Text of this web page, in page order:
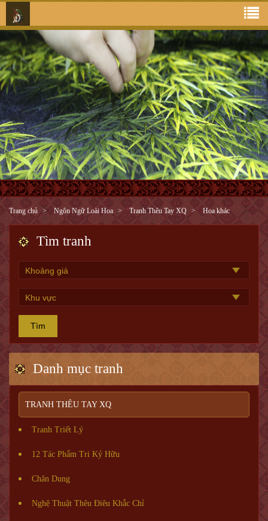
Trang chủ Ngôn Ngữ Loài Hoa Tranh Thêu Tay XQ Hoa khác
Tìm tranh
Tìm
Danh mục tranh
TRANH THÊU TAY XQ
Tranh Triết Lý
12 Tác Phẩm Tri Kỷ Hữu
Chân Dung
Nghệ Thuật Thêu Điêu Khắc Chỉ